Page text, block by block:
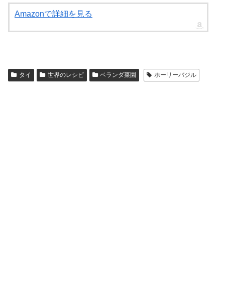
Amazonで詳細を見る
タイ 世界のレシピ ベランダ菜園 ホーリーバジル